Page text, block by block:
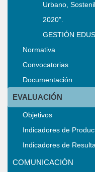
Urbano,
2020”.
GESTIÓN
Normativa
Convocatorias
Documentación
EVALUACIÓN
Objetivos
Indicadores de
Indicadores de
COMUNICACIÓN